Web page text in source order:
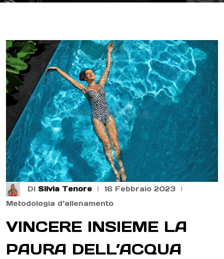
Di Silvia Tenore
16 Febbraio 2023
Metodologia d'allenamento
VINCERE INSIEME LA
PAURA DELL’ACQUA